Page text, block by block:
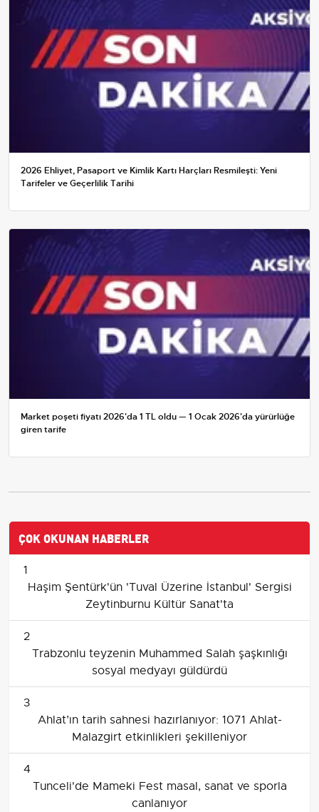
2026 Ehliyet, Pasaport ve Kimlik Kartı Harçları Resmileşti: Yeni
Tarifeler ve Geçerlilik Tarihi
Market poşeti fiyatı 2026'da 1 TL oldu — 1 Ocak 2026'da yürürlüğe
giren tarife
ÇOK OKUNAN HABERLER
1
Haşim Şentürk'ün 'Tuval Üzerine İstanbul' Sergisi
Zeytinburnu Kültür Sanat'ta
2
Trabzonlu teyzenin Muhammed Salah şaşkınlığı
sosyal medyayı güldürdü
3
Ahlat’ın tarih sahnesi hazırlanıyor: 1071 Ahlat-
Malazgirt etkinlikleri şekilleniyor
4
Tunceli'de Mameki Fest masal, sanat ve sporla
canlanıyor